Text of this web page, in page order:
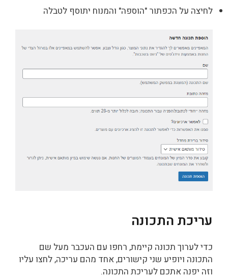
לחיצה על הכפתור "הוספה" והמנוח יתוסף לטבלה
עריכת התכונה
כדי לערוך תכונה קיימת, רחפו עם העכבר מעל שם
התכונה ויופיע שני קישורים, אחד מהם עריכה, לחצו עליו
וזה יפנה אתכם לעריכת התכונה.